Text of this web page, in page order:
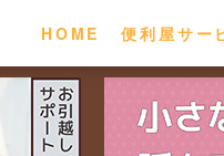
HOME 便利屋サー